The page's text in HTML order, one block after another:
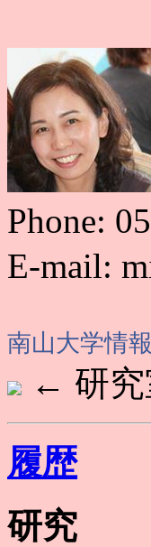
Phone:
E-mail:
南山大学情
← 研究
履歴
研究